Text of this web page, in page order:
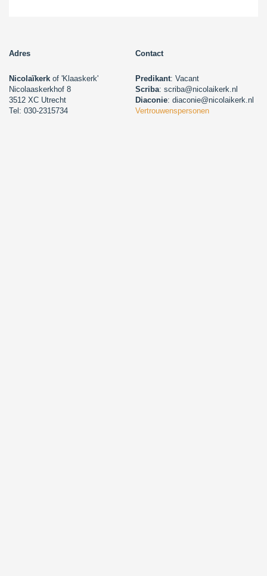
Adres Contact
Nicolaïkerk of 'Klaaskerk'
Nicolaaskerkhof 8
3512 XC Utrecht
Tel: 030-2315734
Predikant: Vacant
Scriba: scriba@nicolaikerk.nl
Diaconie: diaconie@nicolaikerk.nl
Vertrouwenspersonen